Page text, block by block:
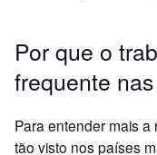
Por que o
frequente
Para entender mais
tão visto nos países